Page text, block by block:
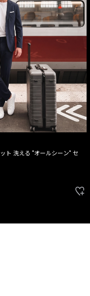
ト 洗える "オールシーン" セ